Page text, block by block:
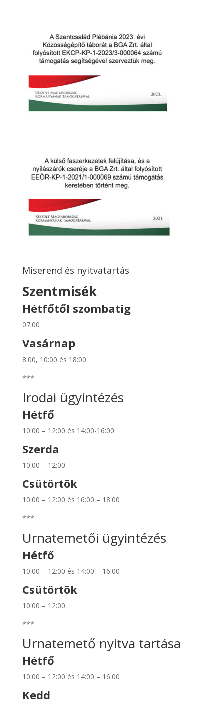
Miserend és nyitvatartás
Szentmisék
Hétfőtől szombatig
07:00
Vasárnap
8:00, 10:00 és 18:00
***
Irodai ügyintézés
Hétfő
10:00 – 12:00 és 14:00-16:00
Szerda
10:00 – 12:00
Csütörtök
10:00 – 12:00 és 16:00 – 18:00
***
Urnatemetői ügyintézés
Hétfő
10:00 – 12:00 és 14:00 – 16:00
Csütörtök
10:00 – 12:00
***
Urnatemető nyitva tartása
Hétfő
10:00 – 12:00 és 14:00 – 16:00
Kedd